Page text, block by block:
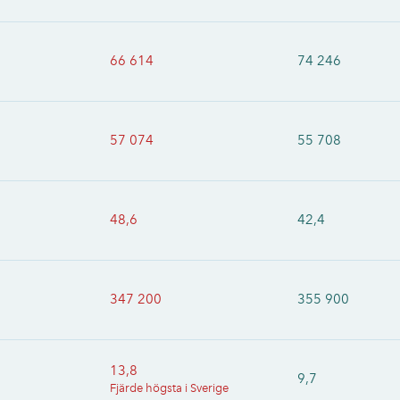
66 614 74 246
57 074 55 708
48,6 42,4
347 200 355 900
13,8
Fjärde högsta i Sverige
9,7